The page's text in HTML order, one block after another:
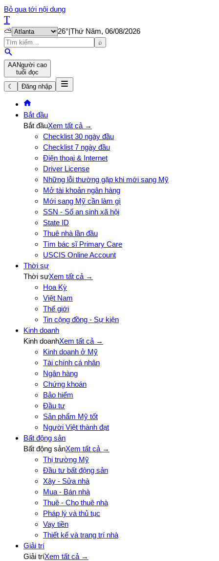
Bỏ qua tới nội dung
T
⛅ 26°|Thứ Năm, 06/08/2026
⌕
AANgười cao
tuổi đọc
☾
Đăng nhập
Bắt đầu
Bắt đầuXem tất cả →
Checklist 30 ngày đầu
Checklist 7 ngày đầu
Điện thoại & Internet
Driver License
Những lỗi thường gặp khi mới sang Mỹ
Mở tài khoản ngân hàng
Mới sang Mỹ cần làm gì
SSN - Số an sinh xã hội
State ID
Thuê nhà lần đầu
Tìm bác sĩ Primary Care
USCIS Online Account
Thời sự
Thời sựXem tất cả →
Hoa Kỳ
Việt Nam
Thế giới
Tin cộng đồng - Sự kiện
Kinh doanh
Kinh doanhXem tất cả →
Kinh doanh ở Mỹ
Tài chính cá nhân
Ngân hàng
Chứng khoán
Bảo hiểm
Đầu tư
Sản phẩm Mỹ tốt
Người Việt thành đạt
Bất động sản
Bất động sảnXem tất cả →
Thị trường Mỹ
Đầu tư bất động sản
Xây - Sửa nhà
Mua - Bán nhà
Thuê - Cho thuê nhà
Pháp lý và thủ tục
Vay tiền
Thiết kế và trang trí nhà
Giải trí
Giải tríXem tất cả →